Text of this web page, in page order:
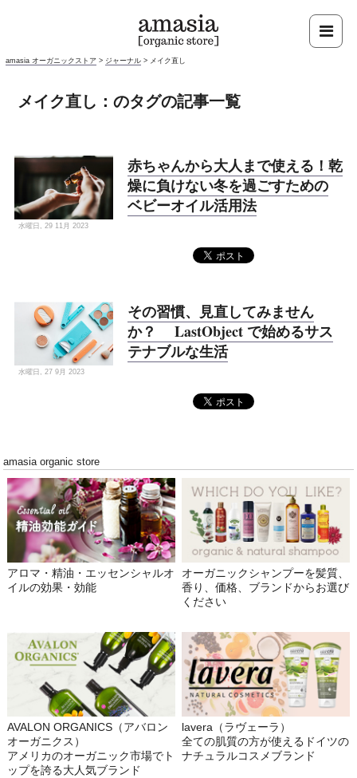
amasia オーガニックストア > ジャーナル > メイク直し
メイク直し：のタグの記事一覧
赤ちゃんから大人まで使える！乾
燥に負けない冬を過ごすための
ベビーオイル活用法
水曜日, 29 11月 2023
その習慣、見直してみません
か？ LastObject で始めるサス
テナブルな生活
水曜日, 27 9月 2023
amasia organic store
アロマ・精油・エッセンシャルオ
イルの効果・効能
オーガニックシャンプーを髪質、
香り、価格、ブランドからお選び
ください
AVALON ORGANICS（アバロン
オーガニクス）
アメリカのオーガニック市場でト
ップを誇る大人気ブランド
lavera（ラヴェーラ）
全ての肌質の方が使えるドイツの
ナチュラルコスメブランド